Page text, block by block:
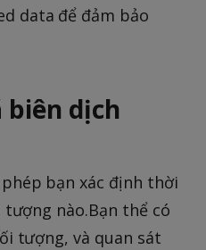
data để đảm bảo
biên dịch
bạn xác định thời
nào.Bạn thể có
tượng, và quan sát